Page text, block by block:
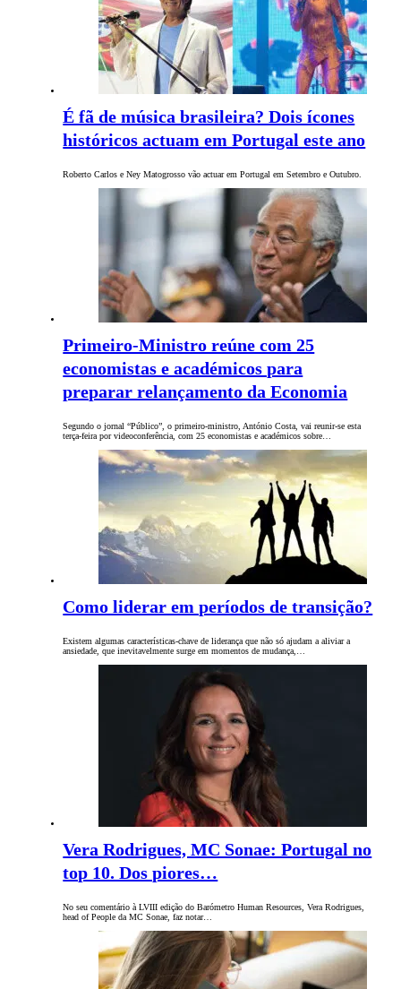
É fã de música brasileira? Dois ícones
históricos actuam em Portugal este ano
Roberto Carlos e Ney Matogrosso vão actuar em Portugal em Setembro e Outubro.
Primeiro-Ministro reúne com 25
economistas e académicos para
preparar relançamento da Economia
Segundo o jornal “Público”, o primeiro-ministro, António Costa, vai reunir-se esta
terça-feira por videoconferência, com 25 economistas e académicos sobre…
Como liderar em períodos de transição?
Existem algumas características-chave de liderança que não só ajudam a aliviar a
ansiedade, que inevitavelmente surge em momentos de mudança,…
Vera Rodrigues, MC Sonae: Portugal no
top 10. Dos piores…
No seu comentário à LVIII edição do Barómetro Human Resources, Vera Rodrigues,
head of People da MC Sonae, faz notar…